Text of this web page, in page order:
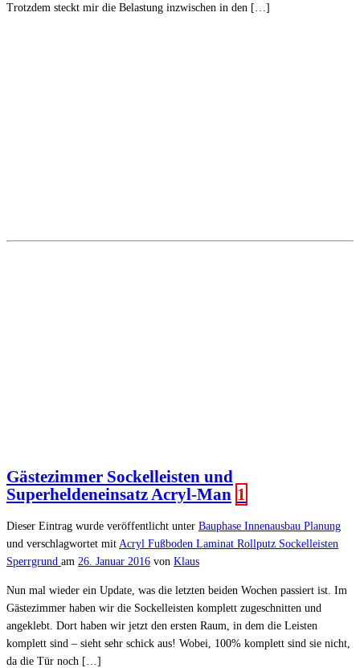
Trotzdem steckt mir die Belastung inzwischen in den […]
Gästezimmer Sockelleisten und
Superheldeneinsatz Acryl-Man 1
Dieser Eintrag wurde veröffentlicht unter Bauphase Innenausbau Planung
und verschlagwortet mit Acryl Fußboden Laminat Rollputz Sockelleisten
Sperrgrund am 26. Januar 2016 von Klaus
Nun mal wieder ein Update, was die letzten beiden Wochen passiert ist. Im
Gästezimmer haben wir die Sockelleisten komplett zugeschnitten und
angeklebt. Dort haben wir jetzt den ersten Raum, in dem die Leisten
komplett sind – sieht sehr schick aus! Wobei, 100% komplett sind sie nicht,
da die Tür noch […]